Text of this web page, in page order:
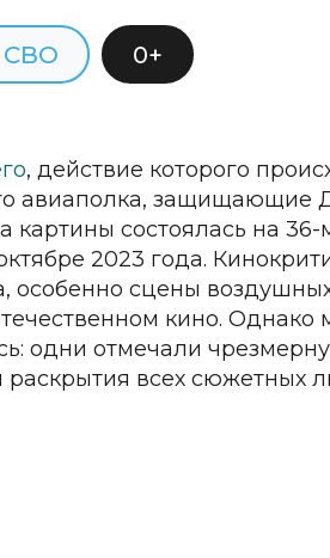
СВО 0+
, действие которого
авиаполка, защищающие
состоялась на 36-
2023 года.
сцены
кино. Однако
одни отмечали
всех сюжетных